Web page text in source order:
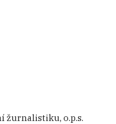
žurnalistiku, o.p.s.